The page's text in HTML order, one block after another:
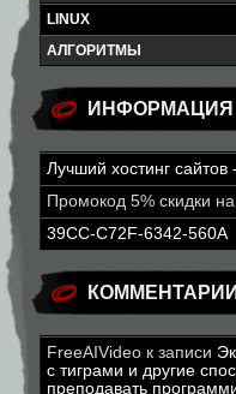
LINUX
АЛГОРИТМЫ
ИНФОРМАЦИЯ
Лучший хостинг сайтов
Промокод 5% скидки на
39CC-C72F-6342-560A
КОММЕНТАРИИ
FreeAIVideo к записи
с тиграми и другие
преподавать